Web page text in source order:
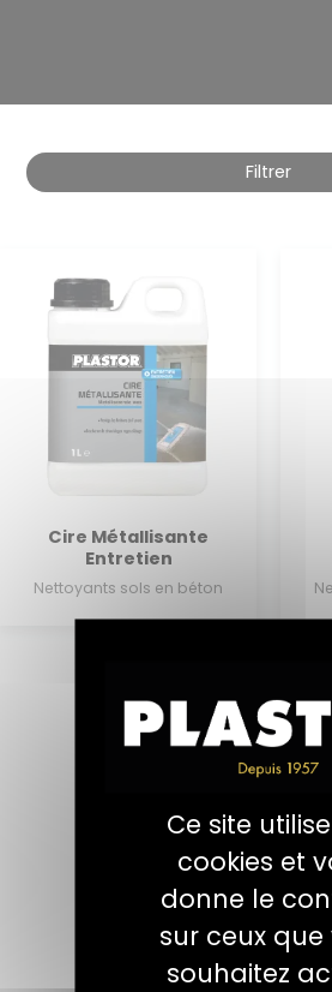
Filtrer
Cire Métallisante
Entretien
Nettoyants sols en béton
Ce site
cookies et
donne le
sur ceux que
souhaitez